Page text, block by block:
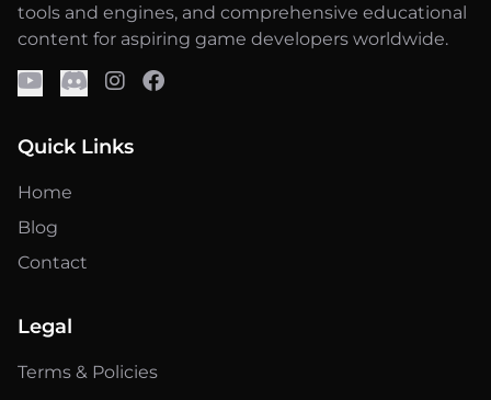
tools and engines, and comprehensive educational
content for aspiring game developers worldwide.
Quick Links
Home
Blog
Contact
Legal
Terms & Policies